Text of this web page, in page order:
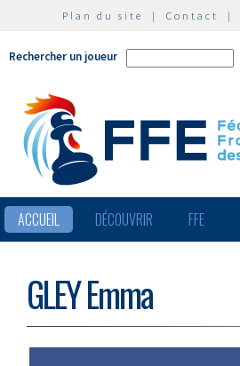
Plan du site | Contact |
Rechercher un joueur
ACCUEIL DÉCOUVRIR FFE
GLEY Emma